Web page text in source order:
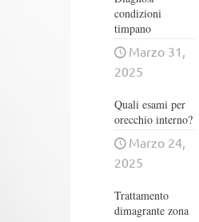
condizioni
timpano
Marzo 31,
2025
Quali esami per
orecchio interno?
Marzo 24,
2025
Trattamento
dimagrante zona